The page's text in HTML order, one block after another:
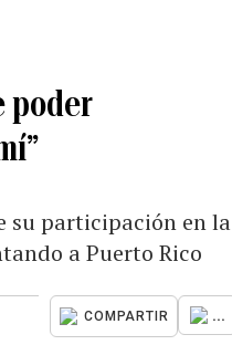
poder
su participación en la
a Puerto Rico
COMPARTIR ...